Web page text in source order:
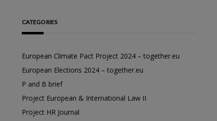
CATEGORIES
European Climate Pact Project 2024 – together.eu
European Elections 2024 – together.eu
P and B brief
Project European & International Law II
Project HR Journal